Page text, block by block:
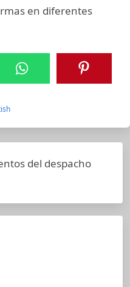
en diferentes
del despacho